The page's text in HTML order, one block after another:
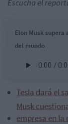
Escucha el
Elon Musk supera
del mundo
Tesla dará el
Musk
empresa en